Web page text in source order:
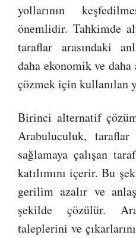
yollarının
önemlidir. Tahkimde
taraflar arasındaki
daha ekonomik ve
çözmek için kullanılan
Birinci alternatif
Arabuluculuk,
sağlamaya çalışan
katılımını içerir. Bu
gerilim azalır ve
şekilde çözülür.
taleplerini ve